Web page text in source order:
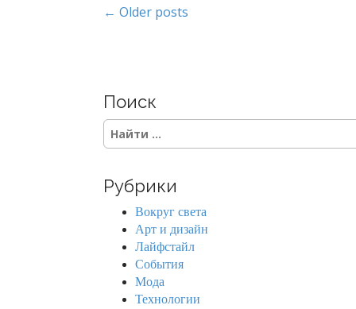
P
t
s
n
a
← Older posts
Поиск
S
e
c
Рубрики
Вокруг света
Арт и дизайн
Лайфстайл
События
Мода
Технологии